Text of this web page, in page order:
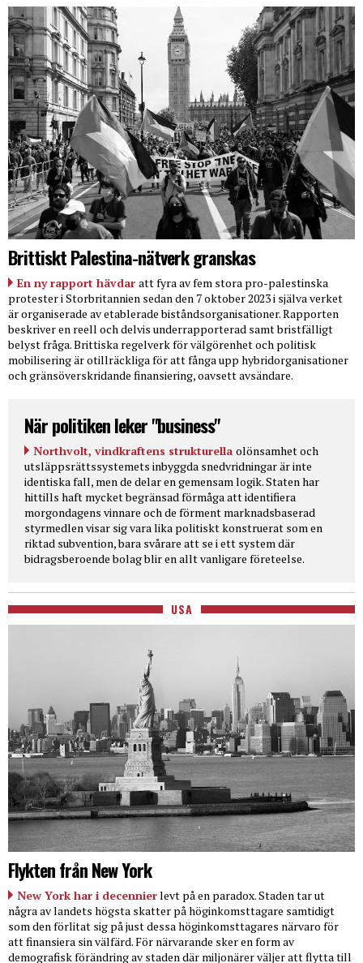
Brittiskt Palestina-nätverk granskas
En ny rapport hävdar att fyra av fem stora pro-palestinska
protester i Storbritannien sedan den 7 oktober 2023 i själva verket
är organiserade av etablerade biståndsorganisationer. Rapporten
beskriver en reell och delvis underrapporterad samt bristfälligt
belyst fråga. Brittiska regelverk för välgörenhet och politisk
mobilisering är otillräckliga för att fånga upp hybridorganisationer
och gränsöverskridande finansiering, oavsett avsändare.
När politiken leker "business"
Northvolt, vindkraftens strukturella olönsamhet och
utsläppsrättssystemets inbyggda snedvridningar är inte
identiska fall, men de delar en gemensam logik. Staten har
hittills haft mycket begränsad förmåga att identifiera
morgondagens vinnare och de förment marknadsbaserad
styrmedlen visar sig vara lika politiskt konstruerat som en
riktad subvention, bara svårare att se i ett system där
bidragsberoende bolag blir en allt vanligare företeelse.
USA
Flykten från New York
New York har i decennierlevt på en paradox. Staden tar ut
några av landets högsta skatter på höginkomsttagare samtidigt
som den förlitat sig på just dessa höginkomsttagares närvaro för
att finansiera sin välfärd. För närvarande sker en form av
demografisk förändring av staden där miljonärer väljer att flytta till